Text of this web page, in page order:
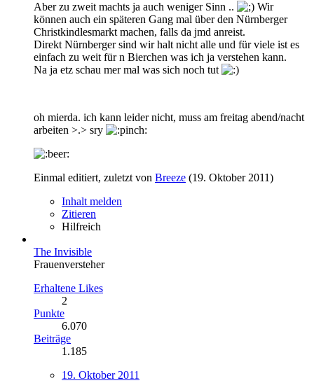
Aber zu zweit machts ja auch weniger Sinn ..
Wir
können auch ein späteren Gang mal über den Nürnberger
Christkindlesmarkt machen, falls da jmd anreist.
Direkt Nürnberger sind wir halt nicht alle und für viele ist es
einfach zu weit für n Bierchen was ich ja verstehen kann.
Na ja etz schau mer mal was sich noch tut
oh mierda. ich kann leider nicht, muss am freitag abend/nacht
arbeiten >.> sry
Einmal editiert, zuletzt von Breeze (19. Oktober 2011)
Inhalt melden
Zitieren
Hilfreich
The Invisible
Frauenversteher
Erhaltene Likes
2
Punkte
6.070
Beiträge
1.185
19. Oktober 2011